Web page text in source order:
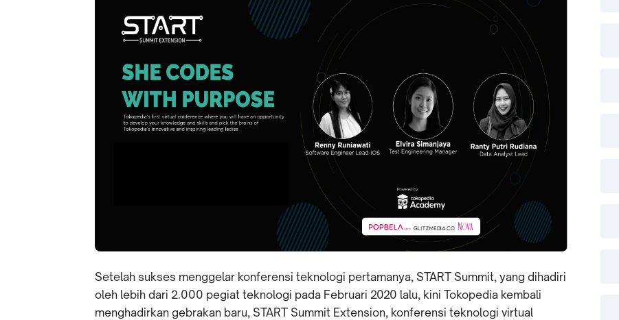
Setelah sukses menggelar konferensi teknologi pertamanya, START Summit, yang dihadiri
oleh lebih dari 2.000 pegiat teknologi pada Februari 2020 lalu, kini Tokopedia kembali
menghadirkan gebrakan baru, START Summit Extension, konferensi teknologi virtual